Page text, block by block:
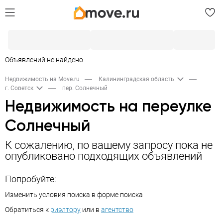
Объявлений не найдено
Недвижимость на Move.ru
Калининградская область
г. Советск
пер. Солнечный
Недвижимость на переулке
Солнечный
К сожалению, по вашему запросу пока не
опубликовано подходящих объявлений
Попробуйте:
Изменить условия поиска в форме поиска
Обратиться к риэлтору или в агентство